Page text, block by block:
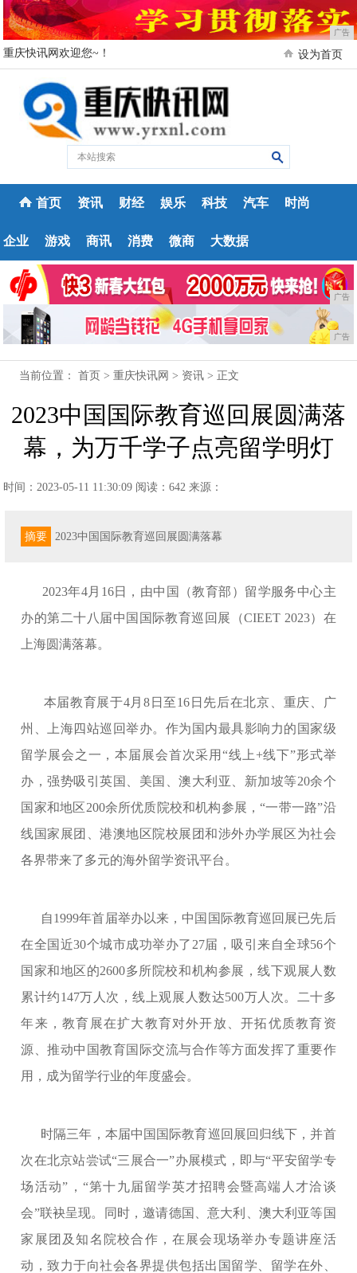
广告
重庆快讯网欢迎您~！ 设为首页
首页 资讯 财经 娱乐 科技 汽车 时尚
企业 游戏 商讯 消费 微商 大数据
广告
广告
当前位置：首页 >重庆快讯网 > 资讯 > 正文
2023中国国际教育巡回展圆满落
幕，为万千学子点亮留学明灯
时间：2023-05-11 11:30:09 阅读：642 来源：
摘要 2023中国国际教育巡回展圆满落幕
2023年4月16日，由中国（教育部）留学服务中心主
办的第二十八届中国国际教育巡回展
（CIEET 2023） 在
上海圆满落幕。
本届教育展于4月8日至16日先后在北京、重庆、广
州、上海四站巡回举办。作为国内最具影响力的国家级
留学展会之一，本届展会首次采用“线上+线下”形式举
办，强势吸引英国、美国、澳大利亚、新加坡等20余个
国家和地区200余所优质院校和机构参展，“一带一路”沿
线国家展团、港澳地区院校展团和涉外办学展区为社会
各界带来了多元的海外留学资讯平台。
自1999年首届举办以来，中国国际教育巡回展已先后
在全国近30个城市成功举办了27届，吸引来自全球56个
国家和地区的2600多所院校和机构参展，线下观展人数
累计约147万人次，线上观展人数达500万人次。二十多
年来，教育展在扩大教育对外开放、开拓优质教育资
源、推动中国教育国际交流与合作等方面发挥了重要作
用，成为留学行业的年度盛会。
时隔三年，本届中国国际教育巡回展回归线下，并首
次在北京站尝试“三展合一”办展模式，即与“平安留学专
场活动”，“第十九届留学英才招聘会暨高端人才洽谈
会”联袂呈现。同时，邀请德国、意大利、澳大利亚等国
家展团及知名院校合作，在展会现场举办专题讲座活
动，致力于向社会各界提供包括出国留学、留学在外、